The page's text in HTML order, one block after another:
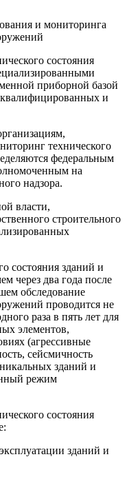
и мониторинга
состояния
приборной базой
и
технического
федеральным
на
надзора.
власти,
строительного
состояния зданий и
через два года после
обследование
проводится не
раза в пять лет для
элементов,
(агрессивные
сейсмичность
зданий и
режим
состояния
зданий и